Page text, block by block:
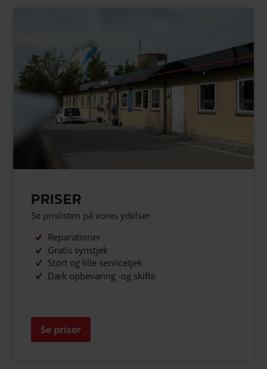
PRISER
Se prislisten på vores ydelser
Reparationer
Gratis synstjek
Stort og lille servicetjek
Dæk opbevaring -og skifte
Se priser